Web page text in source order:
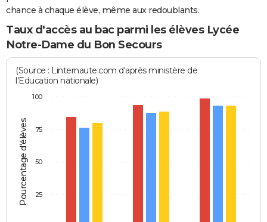
chance à chaque élève, même aux redoublants.
Taux d'accès au bac parmi les élèves Lycée
Notre-Dame du Bon Secours
Pourcentage d'élèves
(Source : Linternaute.com d'après ministère de
l'Education nationale)
25
50
75
100